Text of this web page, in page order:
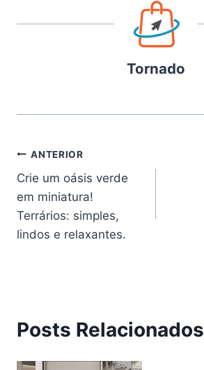
Tornado
Navegação
de
Post
ANTERIOR
Crie um oásis verde
em miniatura!
Terrários: simples,
lindos e relaxantes.
Posts Relacionados